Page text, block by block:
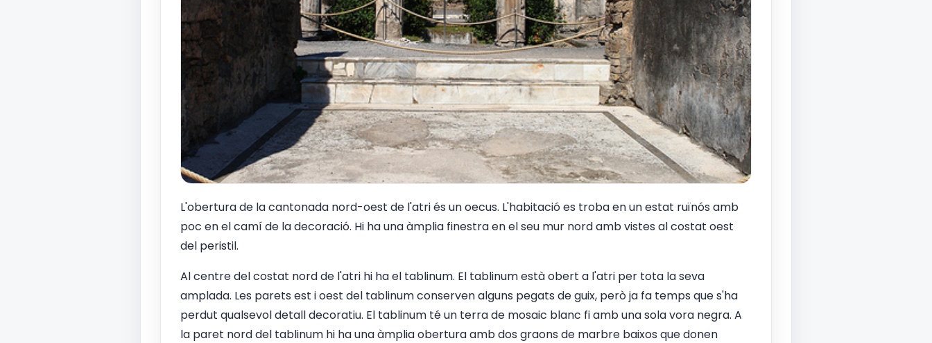
L'obertura de la cantonada nord-oest de l'atri és un oecus. L'habitació es troba en un estat ruïnós amb
poc en el camí de la decoració. Hi ha una àmplia finestra en el seu mur nord amb vistes al costat oest
del peristil.
Al centre del costat nord de l'atri hi ha el tablinum. El tablinum està obert a l'atri per tota la seva
amplada. Les parets est i oest del tablinum conserven alguns pegats de guix, però ja fa temps que s'ha
perdut qualsevol detall decoratiu. El tablinum té un terra de mosaic blanc fi amb una sola vora negra. A
la paret nord del tablinum hi ha una àmplia obertura amb dos graons de marbre baixos que donen